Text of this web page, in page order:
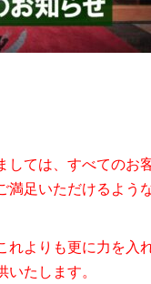
しては、すべてのお
満足いただけるよう
れよりも更に力を入
たします。